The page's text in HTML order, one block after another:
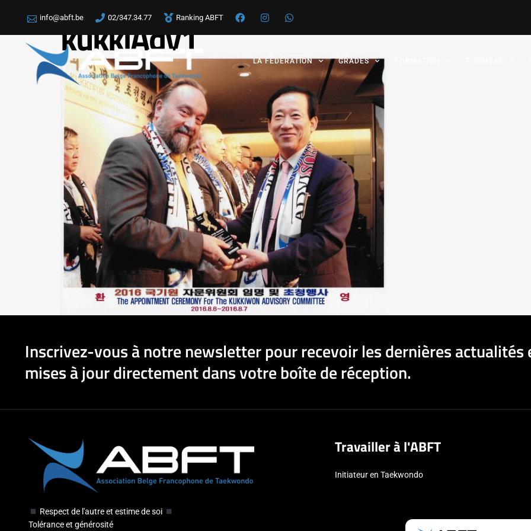
info@abft.be 02/347.34.77 Ranking ABFT
LA FÉDÉRATION GRADES
kukkiAdv1
Inscrivez-vous à notre newsletter pour recevoir les dernières actualités
mises à jour directement dans votre boîte de réception.
Respect de l'autre et estime de soi
Tolérance et générosité
Travailler à l'ABFT
Initiateur en Taekwondo